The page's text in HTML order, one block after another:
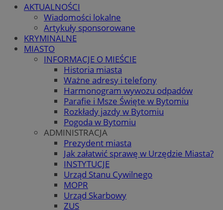
AKTUALNOŚCI
Wiadomości lokalne
Artykuły sponsorowane
KRYMINALNE
MIASTO
INFORMACJE O MIEŚCIE
Historia miasta
Ważne adresy i telefony
Harmonogram wywozu odpadów
Parafie i Msze Święte w Bytomiu
Rozkłady jazdy w Bytomiu
Pogoda w Bytomiu
ADMINISTRACJA
Prezydent miasta
Jak załatwić sprawę w Urzędzie Miasta?
INSTYTUCJE
Urząd Stanu Cywilnego
MOPR
Urząd Skarbowy
ZUS